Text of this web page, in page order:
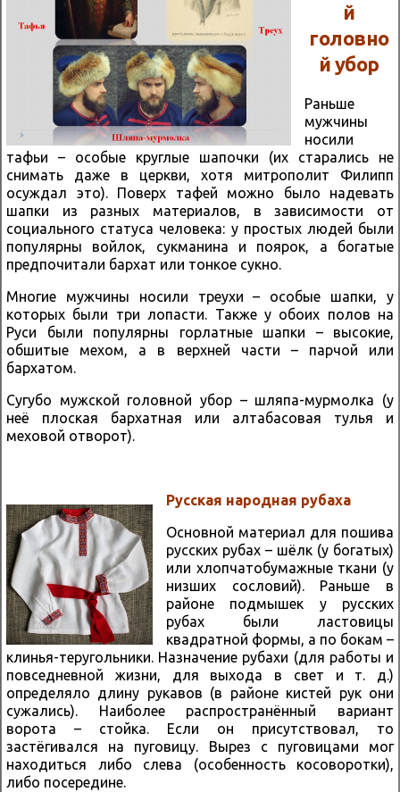
й
головно
й убор
Раньше
мужчины
носили
тафьи – особые круглые шапочки (их старались не
снимать даже в церкви, хотя митрополит Филипп
осуждал это). Поверх тафей можно было надевать
шапки из разных материалов, в зависимости от
социального статуса человека: у простых людей были
популярны войлок, сукманина и поярок, а богатые
предпочитали бархат или тонкое сукно.
Многие мужчины носили треухи – особые шапки, у
которых были три лопасти. Также у обоих полов на
Руси были популярны горлатные шапки – высокие,
обшитые мехом, а в верхней части – парчой или
бархатом.
Сугубо мужской головной убор – шляпа-мурмолка (у
неё плоская бархатная или алтабасовая тулья и
меховой отворот).
Русская народная рубаха
Основной материал для пошива
русских рубах – шёлк (у богатых)
или хлопчатобумажные ткани (у
низших сословий). Раньше в
районе подмышек у русских
рубах были ластовицы
квадратной формы, а по бокам –
клинья-теругольники. Назначение рубахи (для работы и
повседневной жизни, для выхода в свет и т. д.)
определяло длину рукавов (в районе кистей рук они
сужались). Наиболее распространённый вариант
ворота – стойка. Если он присутствовал, то
застёгивался на пуговицу. Вырез с пуговицами мог
находиться либо слева (особенность косоворотки),
либо посередине.